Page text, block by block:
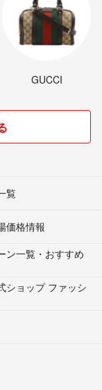
GUCCI
覧
価格情報
ン一覧・おすすめ
ショップ ファッシ